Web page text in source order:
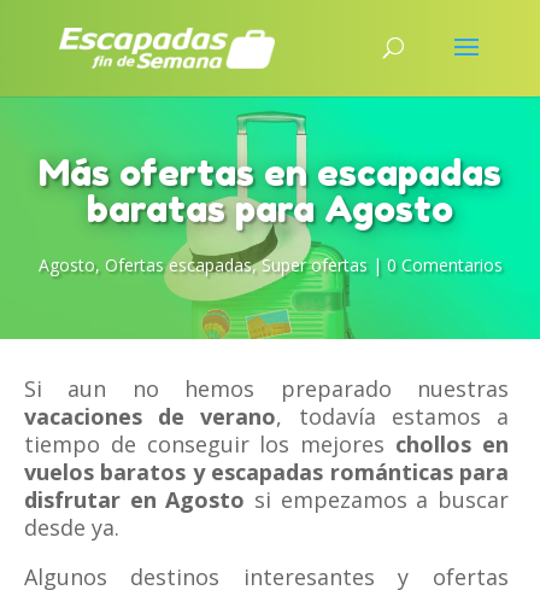
Más ofertas en escapadas
baratas para Agosto
Agosto, Ofertas escapadas,Super ofertas| 0 Comentarios
Si aun no hemos preparado nuestras
vacaciones de verano, todavía estamos a
tiempo de conseguir los mejores chollos en
vuelos baratos y escapadas románticas para
disfrutar en Agosto si empezamos a buscar
desde ya.
Algunos destinos interesantes y ofertas